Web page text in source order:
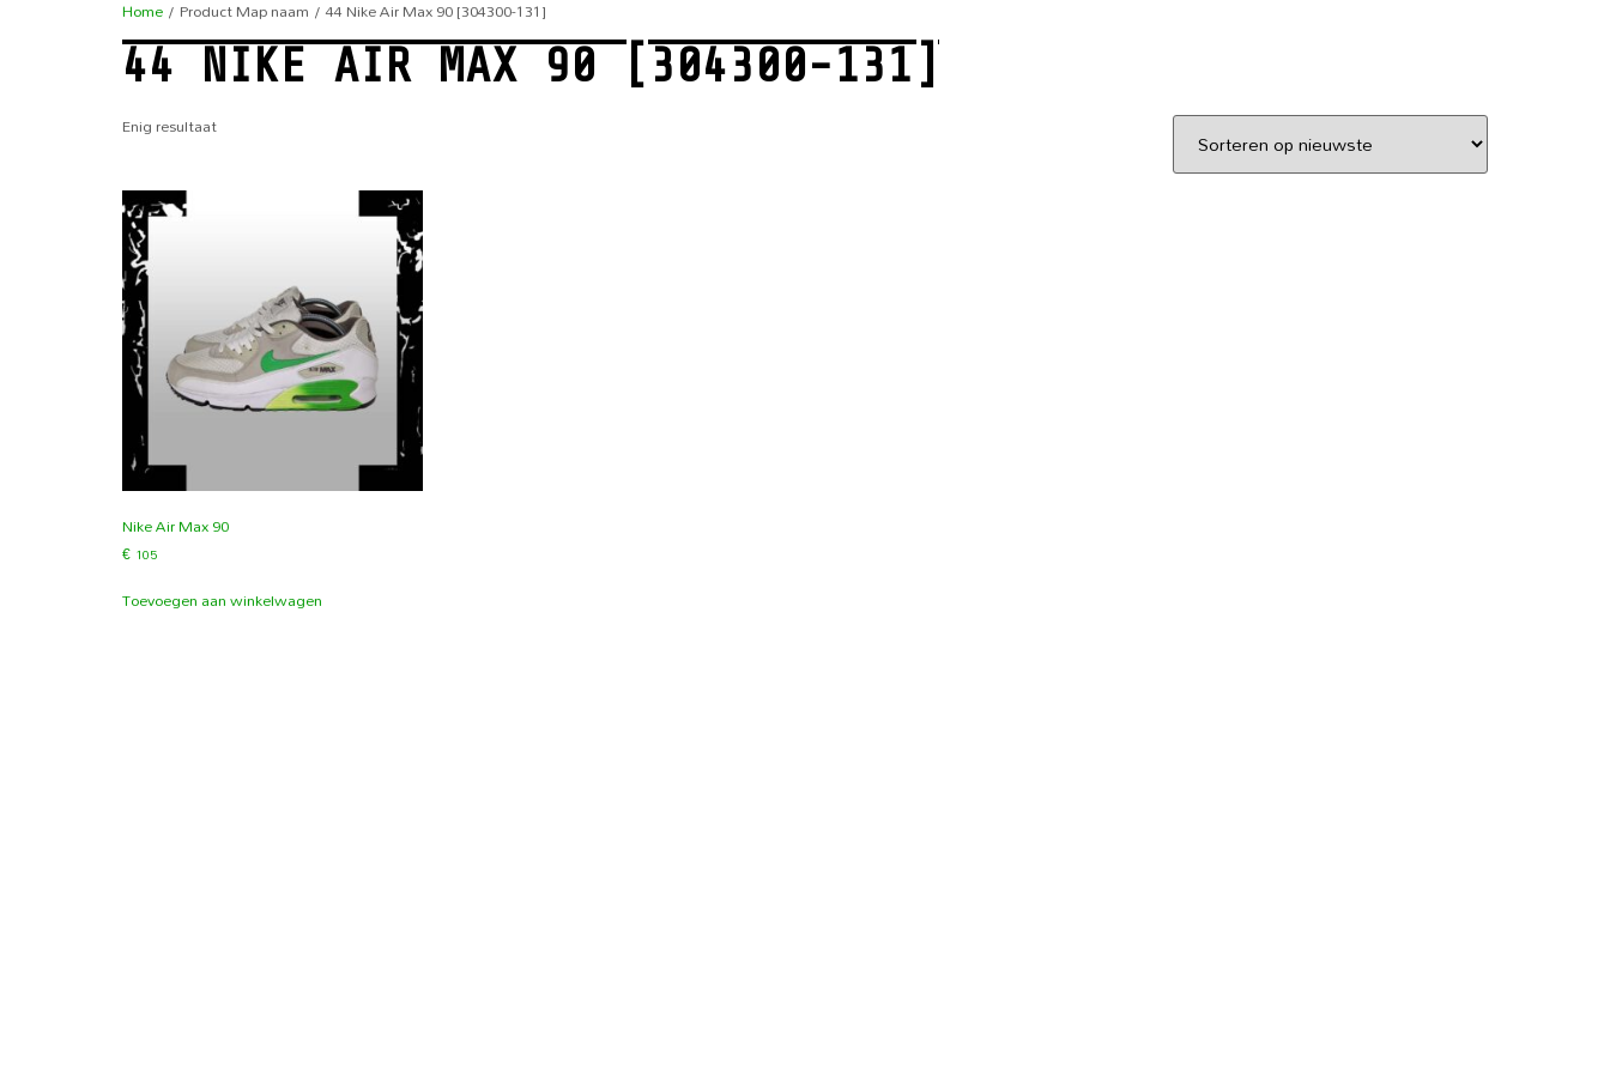
Home/ Product Map naam / 44 Nike Air Max 90 [304300-131]
44 NIKE AIR MAX 90 [304300-131]
Enig resultaat
Nike Air Max 90
€ 105
Toevoegen aan winkelwagen